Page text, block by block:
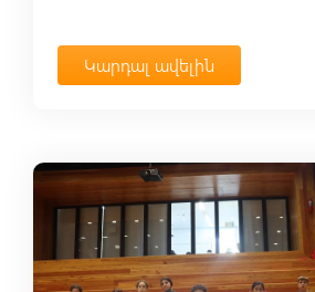
Կարդալ ավելին